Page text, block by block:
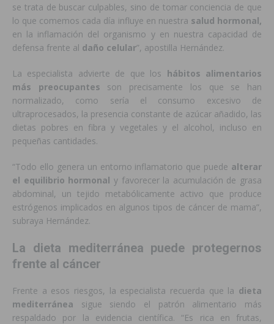
se trata de buscar culpables, sino de tomar conciencia de que
lo que comemos cada día influye en nuestra salud hormonal,
en la inflamación del organismo y en nuestra capacidad de
defensa frente al daño celular”, apostilla Hernández.
La especialista advierte de que los hábitos alimentarios
más preocupantes son precisamente los que se han
normalizado, como sería el consumo excesivo de
ultraprocesados, la presencia constante de azúcar añadido, las
dietas pobres en fibra y vegetales y el alcohol, incluso en
pequeñas cantidades.
“Todo ello genera un entorno inflamatorio que puede alterar
el equilibrio hormonal y favorecer la acumulación de grasa
abdominal, un tejido metabólicamente activo que produce
estrógenos implicados en algunos tipos de cáncer de mama”,
subraya Hernández.
La dieta mediterránea puede protegernos
frente al cáncer
Frente a esos riesgos, la especialista recuerda que la dieta
mediterránea sigue siendo el patrón alimentario más
respaldado por la evidencia científica. “Es rica en frutas,